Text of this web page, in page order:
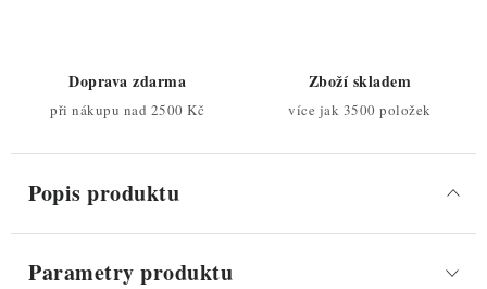
Doprava zdarma
při nákupu nad 2500 Kč
Zboží skladem
více jak 3500 položek
Popis produktu
Parametry produktu